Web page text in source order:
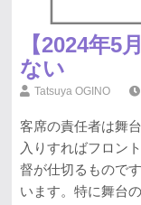
【2024年5
ない
Tatsuya OGINO
客席の責任者は舞
入りすればフロン
督が仕切るもので
います。特に舞台